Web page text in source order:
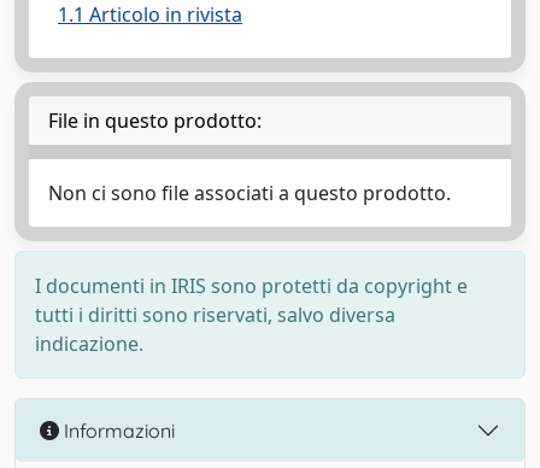
1.1 Articolo in rivista
File in questo prodotto:
Non ci sono file associati a questo prodotto.
I documenti in IRIS sono protetti da copyright e
tutti i diritti sono riservati, salvo diversa
indicazione.
Informazioni